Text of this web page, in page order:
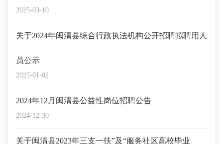
2025-03-10
2025-01-02
关于2024年闽清县综合行政执法机构公开招聘拟聘用人
员公示
2024-12-30
2024年12月闽清县公益性岗位招聘公告
关于闽清县2023年三支一扶”及“服务社区高校毕业